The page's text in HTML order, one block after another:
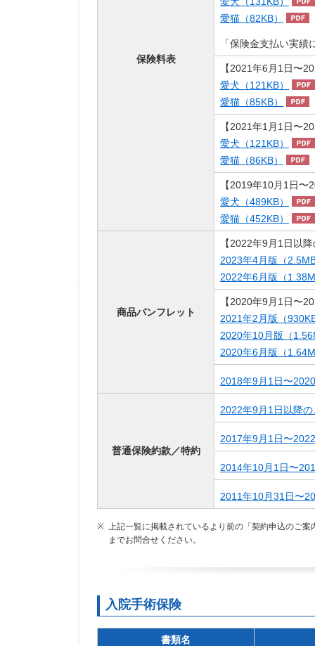
保険料表
愛猫（82KB）
「保険金支払い実
【2021年6月1日〜
愛犬（121KB）
愛猫（85KB）
【2021年1月1日〜
愛犬（121KB）
愛猫（86KB）
【2019年10月1日
愛犬（489KB）
愛猫（452KB）
商品パンフレット
【2022年9月1日以
2023年4月版（
2022年6月版（
【2020年9月1日〜
2021年2月版（
2020年10月版（
2020年6月版（
2018年9月1日〜
普通保険約款／特約
2022年9月1日以降
2017年9月1日〜
2014年10月1日〜
2011年10月31日〜
※ 上記一覧に掲載されているより前の「契約申込のご
までお問合せください。
入院手術保険
書類名